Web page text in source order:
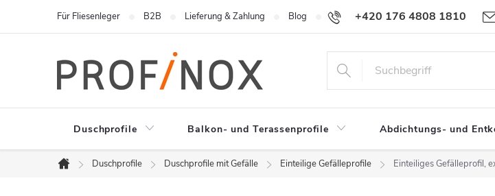
+420 176 4808 1810
Für Fliesenleger B2B Lieferung & Zahlung Blog Für Händler
Duschprofile Balkon- und Terassenprofile Abdichtungs- und
Startseite
Duschprofile Duschprofile mit Gefälle Einteilige Gefälleprofile Einteiliges Gefälleprofil,